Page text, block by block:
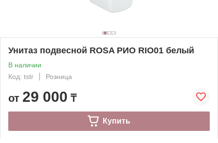
Унитаз подвесной ROSA РИО RIO01 белый
В наличии
Код: tstr
Розница
от 29 000 ₸
Купить